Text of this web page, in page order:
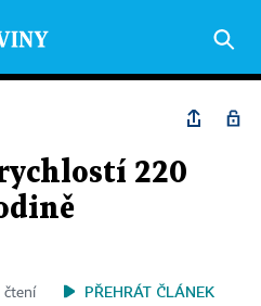
220
čtení PŘEHRÁT ČLÁNEK